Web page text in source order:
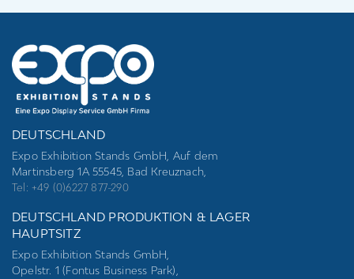
empty.
DEUTSCHLAND
Expo Exhibition Stands GmbH, Auf dem
Martinsberg 1A 55545, Bad Kreuznach,
Tel: +49 (0)6227 877-290
DEUTSCHLAND PRODUKTION & LAGER
HAUPTSITZ
Expo Exhibition Stands GmbH,
Opelstr. 1 (Fontus Business Park),